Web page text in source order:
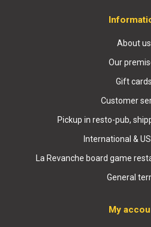
About us
Our
Gift cards
Customer
Pickup in resto-pub,
International &
La Revanche board game
General
My